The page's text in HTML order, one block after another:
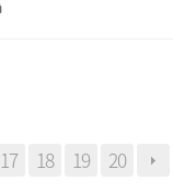
17 18 19 20